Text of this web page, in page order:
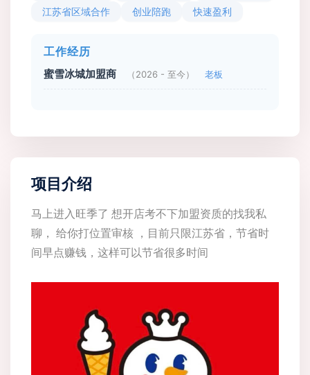
江苏省区域合作
创业陪跑 快速盈利
工作经历
蜜雪冰城加盟商 （2026 - 至今） 老板
项目介绍
马上进入旺季了 想开店考不下加盟资质的找我私
聊， 给你打位置审核 ，目前只限江苏省，节省时
间早点赚钱，这样可以节省很多时间